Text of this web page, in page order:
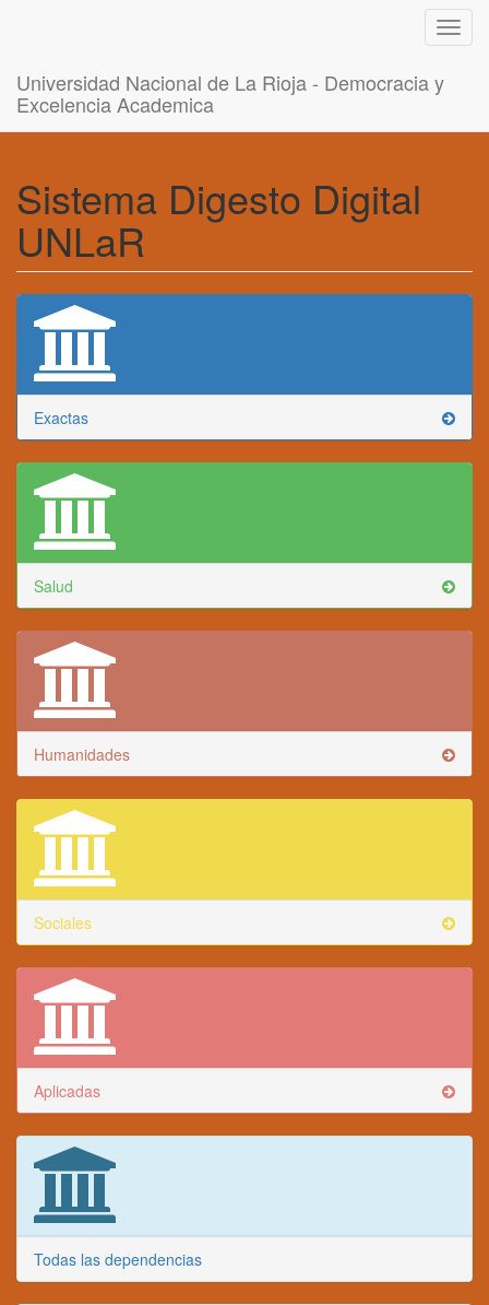
Universidad Nacional de La Rioja - Democracia y
Excelencia Academica
Sistema Digesto Digital
UNLaR
Exactas
Salud
Humanidades
Sociales
Aplicadas
Todas las dependencias